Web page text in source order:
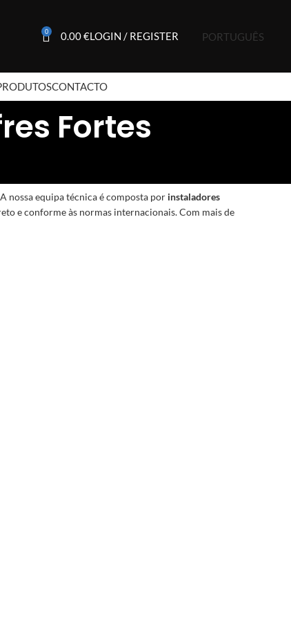
0 0.00€LOGIN / REGISTER PORTUGUÊS
CONTACTO
Fortes
nossa equipa técnica é composta por instaladores
e conforme às normas internacionais. Com mais de